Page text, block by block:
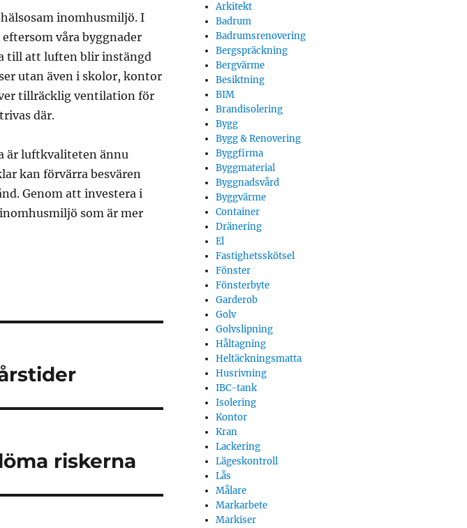
inomhusmiljö. I
våra byggnader
till att luften blir instängd
utan även i skolor, kontor
tillräcklig ventilation för
där.
är luftkvaliteten ännu
kan förvärra besvären
Genom att investera i
som är mer
riskerna
Arkitekt
Badrum
Badrumsrenovering
Bergspräckning
Bergvärme
Besiktning
BIM
Brandisolering
Bygg
Bygg & Renovering
Byggfirma
Byggmaterial
Byggnadsvård
Byggvärme
Container
Dränering
El
Fastighetsskötsel
Fönster
Fönsterbyte
Garderob
Golv
Golvslipning
Håltagning
Heltäckningsmatta
Husrivning
IBC-tank
Isolering
Kontor
Kran
Lackering
Lägeskontroll
Lås
Målare
Markarbete
Markiser